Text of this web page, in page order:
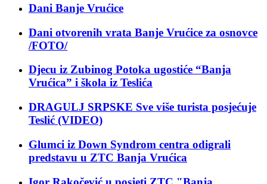
Dani Banje Vrućice
Dani otvorenih vrata Banje Vrućice za osnovce
/FOTO/
Djecu iz Zubinog Potoka ugostiće “Banja
Vrućica” i škola iz Teslića
DRAGULJ SRPSKE Sve više turista posjećuje
Teslić (VIDEO)
Glumci iz Down Syndrom centra odigrali
predstavu u ZTC Banja Vrućica